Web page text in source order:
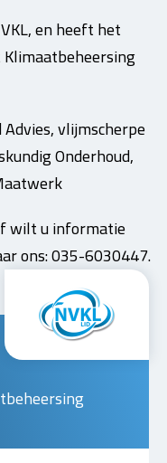
en heeft het
vlijmscherpe
Onderhoud,
wilt u informatie
ons: 035-6030447.